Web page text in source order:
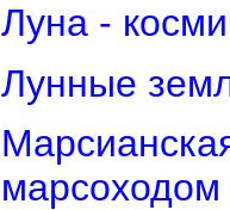
Луна -
Лунные
марсоходом